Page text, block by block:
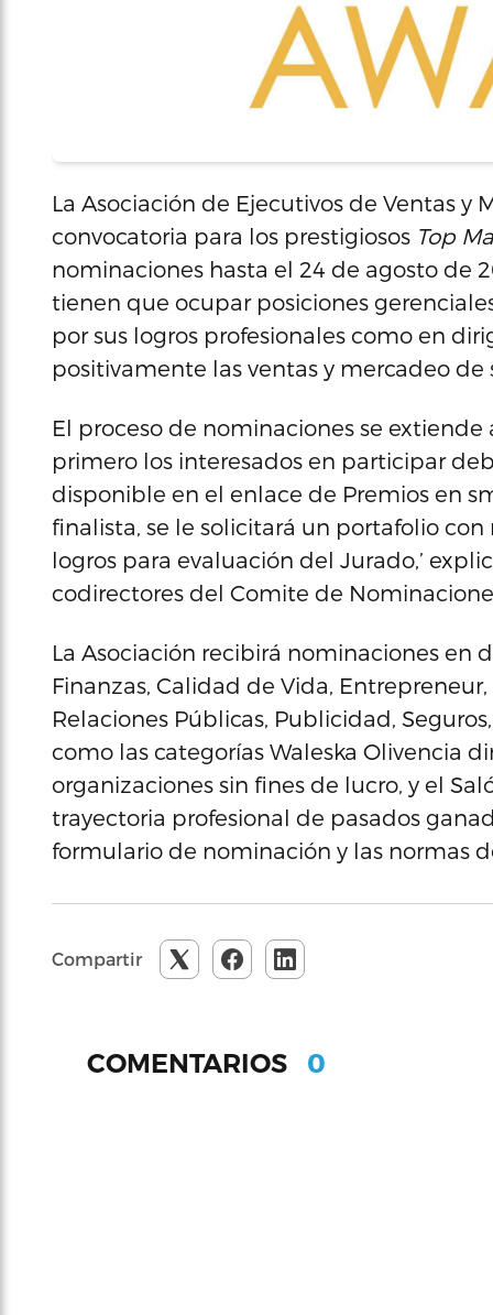
La Asociación de Ejecutivos de Ventas y
convocatoria para los prestigiosos Top
nominaciones hasta el 24 de agosto de
tienen que ocupar posiciones
por sus logros profesionales como en
positivamente las ventas y mercadeo de
El proceso de nominaciones se extiende
primero los interesados en participar
disponible en el enlace de Premios en
finalista, se le solicitará un portafolio
logros para evaluación del Jurado,’
codirectores del Comite de
La Asociación recibirá nominaciones en
Finanzas, Calidad de Vida,
Relaciones Públicas, Publicidad,
como las categorías Waleska Olivencia
organizaciones sin fines de lucro, y el
trayectoria profesional de pasados
formulario de nominación y las normas
Compartir
COMENTARIOS 0